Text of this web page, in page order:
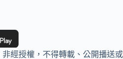
經授權，不得轉載、公開播送或